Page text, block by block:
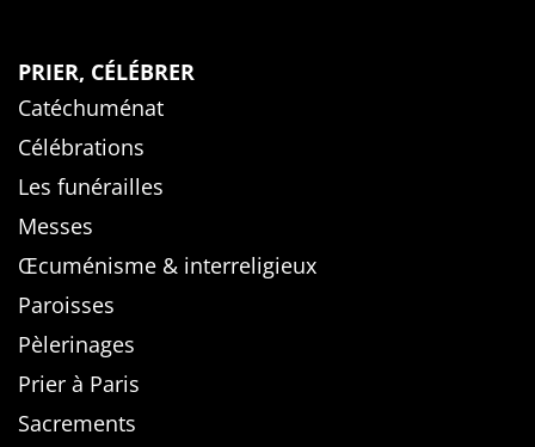
PRIER, CÉLÉBRER
Catéchuménat
Célébrations
Les funérailles
Messes
Œcuménisme & interreligieux
Paroisses
Pèlerinages
Prier à Paris
Sacrements